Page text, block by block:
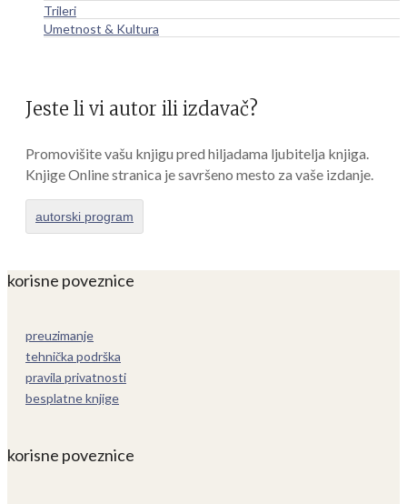
Trileri
Umetnost & Kultura
Jeste li vi autor ili izdavač?
Promovišite vašu knjigu pred hiljadama ljubitelja knjiga.
Knjige Online stranica je savršeno mesto za vaše izdanje.
autorski program
korisne poveznice
preuzimanje
tehnička podrška
pravila privatnosti
besplatne knjige
korisne poveznice